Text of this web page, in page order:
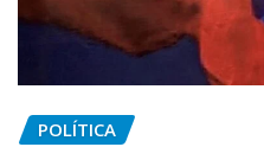
POLÍTICA